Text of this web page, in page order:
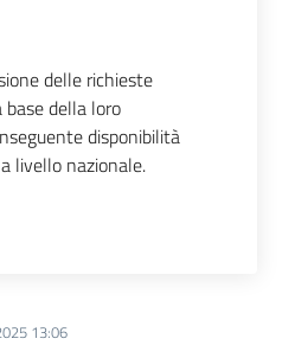
delle richieste
della loro
disponibilità
livello nazionale.
13:06